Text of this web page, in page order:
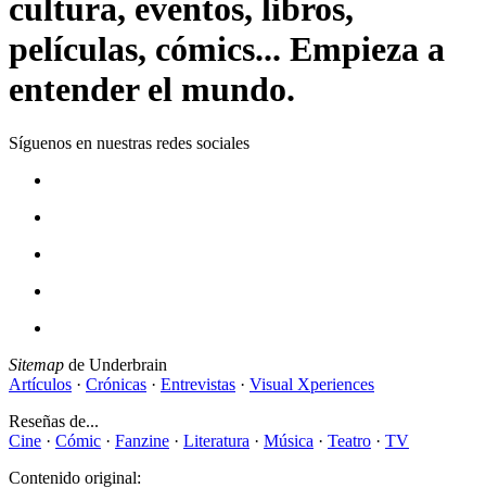
cultura, eventos, libros,
películas, cómics... Empieza a
entender el mundo.
Síguenos en nuestras redes sociales
Sitemap de Underbrain
Artículos · Crónicas · Entrevistas · Visual Xperiences
Reseñas de...
Cine · Cómic · Fanzine · Literatura · Música · Teatro · TV
Contenido original: